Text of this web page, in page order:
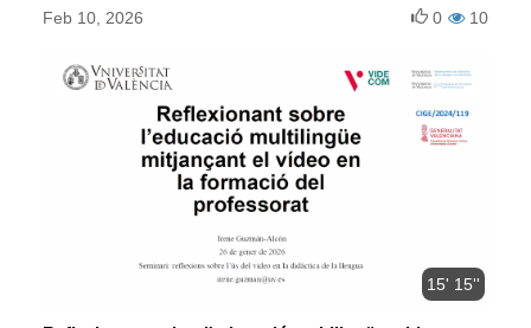
Feb 10, 2026 10
0
15' 15''